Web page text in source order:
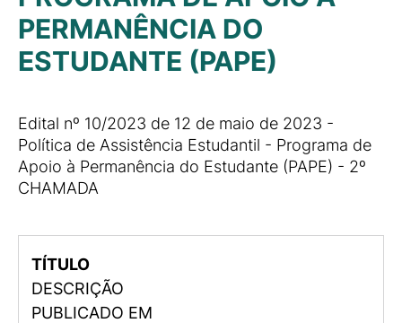
PERMANÊNCIA DO
ESTUDANTE (PAPE)
Edital nº 10/2023 de 12 de maio de 2023 -
Política de Assistência Estudantil - Programa de
Apoio à Permanência do Estudante (PAPE) - 2º
CHAMADA
TÍTULO
DESCRIÇÃO
PUBLICADO EM